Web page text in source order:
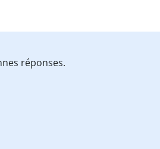
réponses.